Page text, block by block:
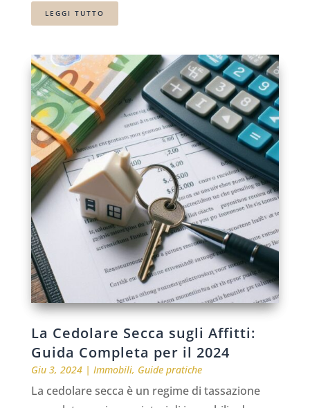
LEGGI TUTTO
La Cedolare Secca sugli Affitti:
Guida Completa per il 2024
Giu 3, 2024| Immobili, Guide pratiche
La cedolare secca è un regime di tassazione